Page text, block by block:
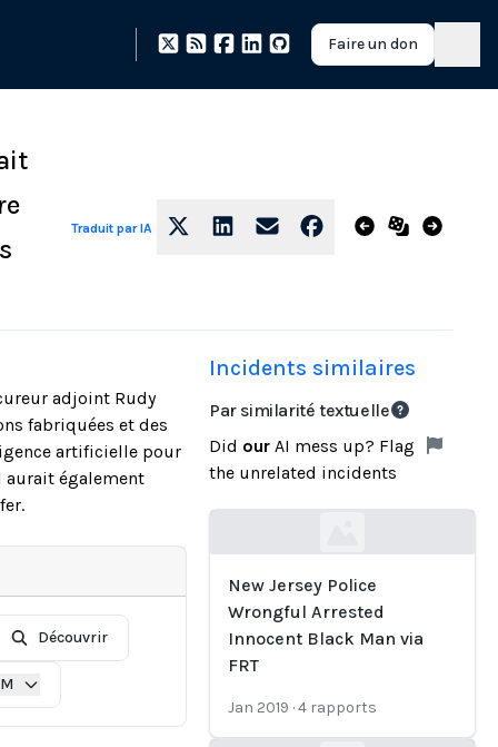
Faire un don
Traduit par IA
adjoint Rudy
fabriquées et des
artificielle pour
aurait également
Découvrir
Incidents similaires
Par similarité textuelle
Did our AI mess up? Flag
the unrelated incidents
New Jersey Police
Wrongful Arrested
Innocent Black Man via
FRT
Jan 2019 ·4 rapports